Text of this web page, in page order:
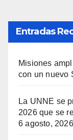
Entradas
Misiones
con un nuevo
La UNNE se
2026 que se
6 agosto, 2026